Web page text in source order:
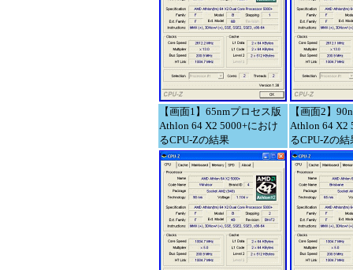
【画面1】65nmプロセス版
Athlon 64 X2 5000+におけ
るCPU-Zの結果
【画面2】
Athlon 64 X2
るCPU-Zの結